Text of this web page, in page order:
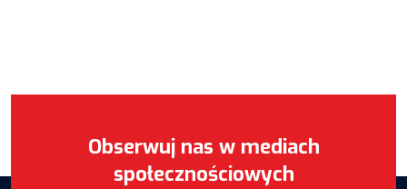
Obserwuj nas w mediach
społecznościowych